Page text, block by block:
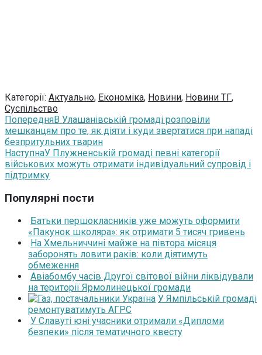
Категорії: Актуально, Економіка, Новини, Новини ТГ,
Суспільство
ПопередняВ Улашанівській громаді розповіли
мешканцям про те, як діяти і куди звертатися при нападі
безпритульних тварин
НаступнаУ Плужненській громаді певні категорії
військових можуть отримати індивідуальний супровід і
підтримку
Популярні пости
Батьки першокласників уже можуть оформити
«Пакунок школяра»: як отримати 5 тисяч гривень
На Хмельниччині майже на півтора місяця
заборонять ловити раків: коли діятимуть
обмеження
Авіабомбу часів Другої світової війни ліквідували
на території Ярмолинецької громади
У Ямпільській громаді
ремонтуватимуть АГРС
У Славуті юні учасники отримали «Дипломи
безпеки» після тематичного квесту